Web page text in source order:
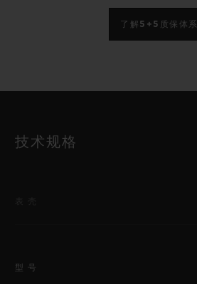
了解5+5质保体系
技术规格
型号